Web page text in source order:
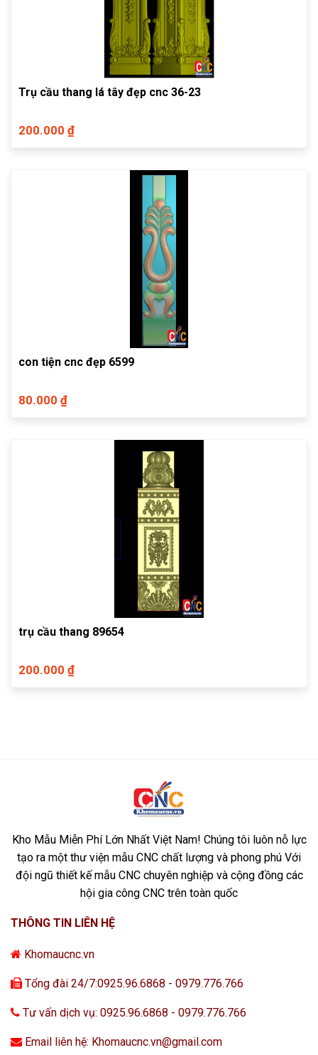
Trụ cầu thang lá tây đẹp cnc 36-23
200.000 ₫
con tiện cnc đẹp 6599
80.000 ₫
trụ cầu thang 89654
200.000 ₫
Kho Mẫu Miễn Phí Lớn Nhất Việt Nam! Chúng tôi luôn nỗ lực
tạo ra một thư viện mẫu CNC chất lượng và phong phú Với
đội ngũ thiết kế mẫu CNC chuyên nghiệp và cộng đồng các
hội gia công CNC trên toàn quốc
THÔNG TIN LIÊN HỆ
Khomaucnc.vn
Tổng đài 24/7:0925.96.6868 - 0979.776.766
Tư vấn dịch vụ: 0925.96.6868 - 0979.776.766
Email liên hệ: Khomaucnc.vn@gmail.com